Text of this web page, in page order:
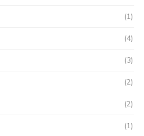
(1)
(4)
(3)
(2)
(2)
(1)